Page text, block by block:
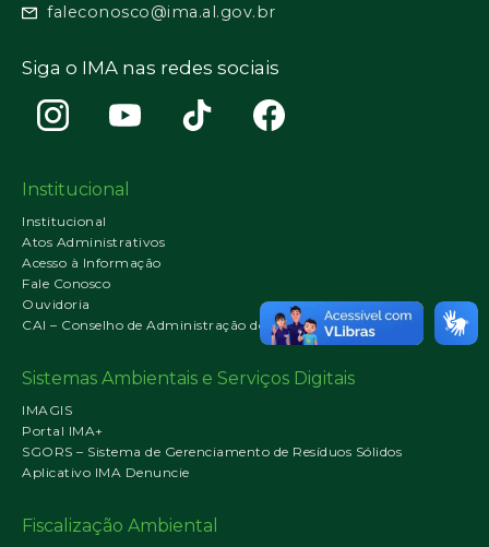
faleconosco@ima.al.gov.br
Siga o IMA nas redes sociais
Institucional
Institucional
Atos Administrativos
Acesso à Informação
Fale Conosco
Ouvidoria
CAI – Conselho de Administração do IMA
Sistemas Ambientais e Serviços Digitais
IMAGIS
Portal IMA+
SGORS – Sistema de Gerenciamento de Resíduos Sólidos
Aplicativo IMA Denuncie
Fiscalização Ambiental